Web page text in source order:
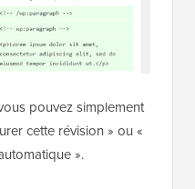
pouvez simplement
cette révision » ou «
».